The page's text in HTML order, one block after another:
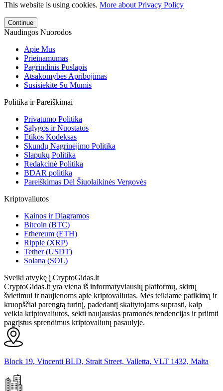
This website is using cookies. More about Privacy Policy
Continue
Naudingos Nuorodos
Apie Mus
Prieinamumas
Pagrindinis Puslapis
Atsakomybės Apribojimas
Susisiekite Su Mumis
Politika ir Pareiškimai
Privatumo Politika
Sąlygos ir Nuostatos
Etikos Kodeksas
Skundų Nagrinėjimo Politika
Slapukų Politika
Redakcinė Politika
BDAR politika
Pareiškimas Dėl Šiuolaikinės Vergovės
Kriptovaliutos
Kainos ir Diagramos
Bitcoin (BTC)
Ethereum (ETH)
Ripple (XRP)
Tether (USDT)
Solana (SOL)
Sveiki atvykę į CryptoGidas.lt
CryptoGidas.lt yra viena iš informatyviausių platformų, skirtų
švietimui ir naujienoms apie kriptovaliutas. Mes teikiame patikimą ir
kruopščiai parengtą turinį, padedantį skaitytojams suprasti, kaip
veikia kriptovaliutos, sekti naujausias pramonės tendencijas ir priimti
pagrįstus sprendimus kriptovaliutų pasaulyje.
Block 19, Vincenti BLD, Strait Street, Valletta, VLT 1432, Malta